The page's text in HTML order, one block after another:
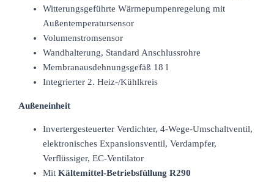
Witterungsgeführte Wärmepumpenregelung mit
Außentemperatursensor
Volumenstromsensor
Wandhalterung, Standard Anschlussrohre
Membranausdehnungsgefäß 18 l
Integrierter 2. Heiz-/Kühlkreis
Außeneinheit
Invertergesteuerter Verdichter, 4-Wege-Umschaltventil,
elektronisches Expansionsventil, Verdampfer,
Verflüssiger, EC-Ventilator
MitKältemittel-Betriebsfüllung R290